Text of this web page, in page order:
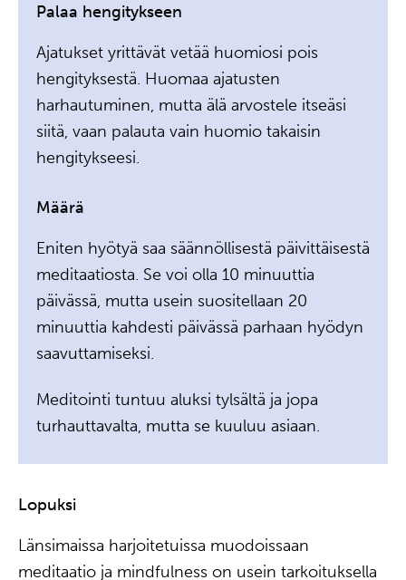
Palaa hengitykseen
Ajatukset yrittävät vetää huomiosi pois
hengityksestä. Huomaa ajatusten
harhautuminen, mutta älä arvostele itseäsi
siitä, vaan palauta vain huomio takaisin
hengitykseesi.
Määrä
Eniten hyötyä saa säännöllisestä päivittäisestä
meditaatiosta. Se voi olla 10 minuuttia
päivässä, mutta usein suositellaan 20
minuuttia kahdesti päivässä parhaan hyödyn
saavuttamiseksi.
Meditointi tuntuu aluksi tylsältä ja jopa
turhauttavalta, mutta se kuuluu asiaan.
Lopuksi
Länsimaissa harjoitetuissa muodoissaan
meditaatio ja mindfulness on usein tarkoituksella